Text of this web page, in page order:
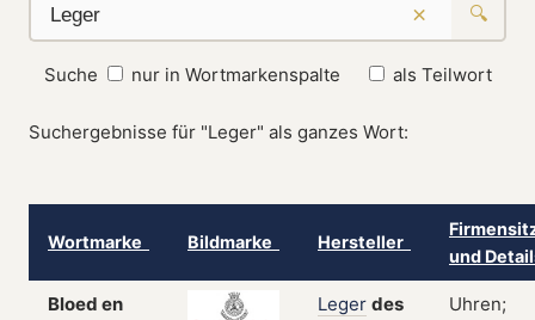
× 🔍
Suche nur in Wortmarkenspalte als Teilwort
Suchergebnisse für "Leger" als ganzes Wort:
Wortmarke Bildmarke Hersteller
und
Bloed en
Leger des
Uhren;